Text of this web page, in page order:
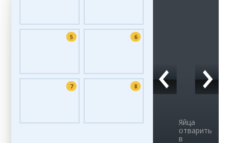
5 6
7 8
Яйца
отварить
в